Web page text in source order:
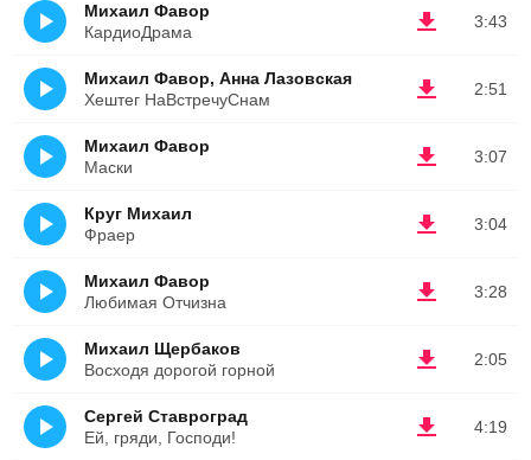
3:43
Михаил Фавор
КардиоДрама
2:51
Михаил Фавор, Анна Лазовская
Хештег НаВстречуСнам
3:07
Михаил Фавор
Маски
3:04
Круг Михаил
Фраер
3:28
Михаил Фавор
Любимая Отчизна
2:05
Михаил Щербаков
Восходя дорогой горной
4:19
Сергей Ставроград
Ей, гряди, Господи!